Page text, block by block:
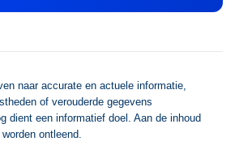
naar accurate en actuele informatie,
of verouderde gegevens
dient een informatief doel. Aan de inhoud
ontleend.